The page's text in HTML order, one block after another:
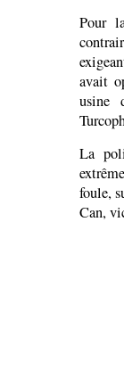
Pour
avait
usine
La
foule,
Can,